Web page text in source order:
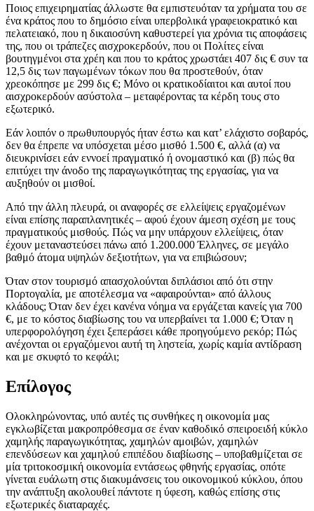
Ποιος επιχειρηματίας άλλωστε θα εμπιστευόταν τα χρήματα του σε
ένα κράτος που το δημόσιο είναι υπερβολικά γραφειοκρατικό και
πελατειακό, που η δικαιοσύνη καθυστερεί για χρόνια τις αποφάσεις
της, που οι τράπεζες αισχροκερδούν, που οι Πολίτες είναι
βουτηγμένοι στα χρέη και που το κράτος χρωστάει 407 δις € συν τα
12,5 δις των παγωμένων τόκων που θα προστεθούν, όταν
χρεοκόπησε με 299 δις €; Μόνο οι κρατικοδίαιτοι και αυτοί που
αισχροκερδούν ασύστολα – μεταφέροντας τα κέρδη τους στο
εξωτερικό.
Εάν λοιπόν ο πρωθυπουργός ήταν έστω και κατ’ ελάχιστο σοβαρός,
δεν θα έπρεπε να υπόσχεται μέσο μισθό 1.500 €, αλλά (α) να
διευκρινίσει εάν εννοεί πραγματικό ή ονομαστικό και (β) πώς θα
επιτύχει την άνοδο της παραγωγικότητας της εργασίας, για να
αυξηθούν οι μισθοί.
Από την άλλη πλευρά, οι αναφορές σε ελλείψεις εργαζομένων
είναι επίσης παραπλανητικές – αφού έχουν άμεση σχέση με τους
πραγματικούς μισθούς. Πώς να μην υπάρχουν ελλείψεις, όταν
έχουν μεταναστεύσει πάνω από 1.200.000 Έλληνες, σε μεγάλο
βαθμό άτομα υψηλών δεξιοτήτων, για να επιβιώσουν;
Όταν στον τουρισμό απασχολούνται διπλάσιοι από ότι στην
Πορτογαλία, με αποτέλεσμα να «αφαιρούνται» από άλλους
κλάδους; Όταν δεν έχει κανένα νόημα να εργάζεται κανείς για 700
€, με το κόστος διαβίωσης του να υπερβαίνει τα 1.000 €; Όταν η
υπερφορολόγηση έχει ξεπεράσει κάθε προηγούμενο ρεκόρ; Πώς
ανέχονται οι εργαζόμενοι αυτή τη ληστεία, χωρίς καμία αντίδραση
και με σκυφτό το κεφάλι;
Επίλογος
Ολοκληρώνοντας, υπό αυτές τις συνθήκες η οικονομία μας
εγκλωβίζεται μακροπρόθεσμα σε έναν καθοδικό σπειροειδή κύκλο
χαμηλής παραγωγικότητας, χαμηλών αμοιβών, χαμηλών
επενδύσεων και χαμηλού επιπέδου διαβίωσης – υποβαθμίζεται σε
μία τριτοκοσμική οικονομία εντάσεως φθηνής εργασίας, οπότε
γίνεται ευάλωτη στις διακυμάνσεις του οικονομικού κύκλου, όπου
την ανάπτυξη ακολουθεί πάντοτε η ύφεση, καθώς επίσης στις
εξωτερικές διαταραχές.